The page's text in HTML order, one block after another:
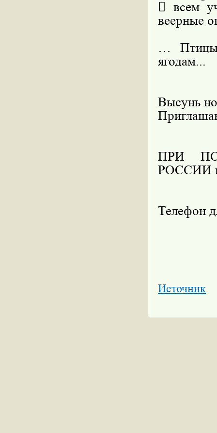
 всем
веерные
… Птицы
ягодам...
Высунь
ПРИ
РОССИИ
Телефон
Источник